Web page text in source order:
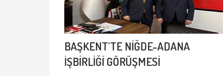
BAŞKENT'TE NİĞDE-ADANA
İŞBİRLİĞİ GÖRÜŞMESİ